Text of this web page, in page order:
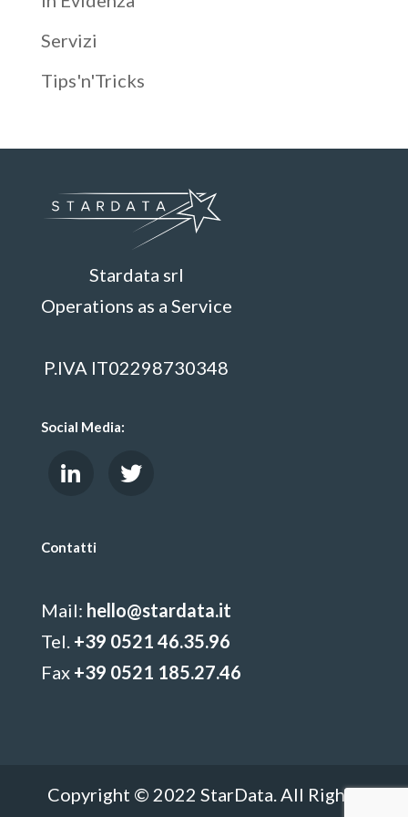
Servizi
Tips'n'Tricks
Stardata srl
Operations as a Service
P.IVA IT02298730348
Social Media:
Contatti
Mail: hello@stardata.it
Tel. +39 0521 46.35.96
Fax +39 0521 185.27.46
Copyright © 2022 StarData. All Rights